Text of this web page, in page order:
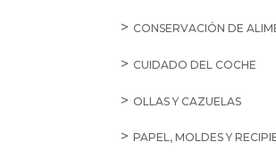
CONSERVACIÓN DE
CUIDADO DEL COCHE
OLLAS Y CAZUELAS
PAPEL, MOLDES Y